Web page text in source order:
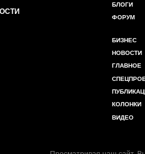
БЛОГИ
ФОРУМ
БИЗНЕС
НОВОСТИ
ГЛАВНОЕ
КОЛОНКИ
ВИДЕО